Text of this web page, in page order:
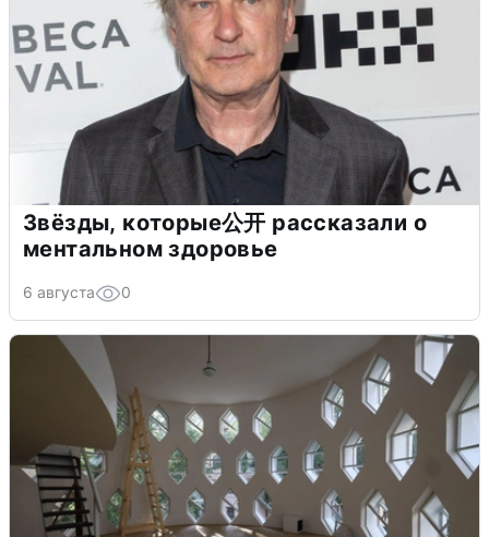
Звёзды, которые公开 рассказали о
ментальном здоровье
6 августа 0